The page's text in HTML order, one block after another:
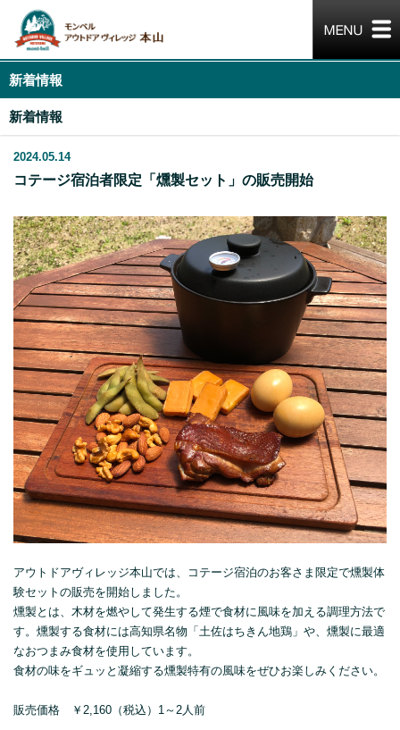
新着情報
新着情報
2024.05.14
コテージ宿泊者限定「燻製セット」の販売開始
アウトドアヴィレッジ本山では、コテージ宿泊のお客さま限定で燻製体
験セットの販売を開始しました。
燻製とは、木材を燃やして発生する煙で食材に風味を加える調理方法で
す。燻製する食材には高知県名物「土佐はちきん地鶏」や、燻製に最適
なおつまみ食材を使用しています。
食材の味をギュッと凝縮する燻製特有の風味をぜひお楽しみください。
販売価格 ￥2,160（税込）1～2人前